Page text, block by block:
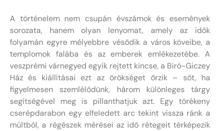
A történelem nem csupán évszámok és események
sorozata, hanem olyan lenyomat, amely az idők
folyamán egyre mélyebbre vésődik a város köveibe, a
templomok falába és az emberek emlékezetébe. A
veszprémi várnegyed egyik rejtett kincse, a Biró-Giczey
Ház és kiállításai ezt az örökséget őrzik – sőt, ha
figyelmesen szemlélődünk, három különleges tárgy
segítségével meg is pillanthatjuk azt. Egy törékeny
cserépdarabon egy elfeledett arc tekint vissza ránk a
múltból, a régészek mérései az idő rétegeit térképezik